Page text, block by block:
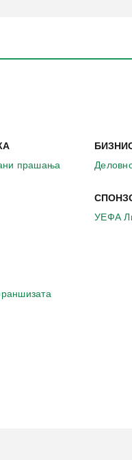
прашања
УЕФА